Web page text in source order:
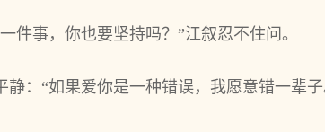
件事，你也要坚持吗？”江叙忍不住问。
：“如果爱你是一种错误，我愿意错一辈子